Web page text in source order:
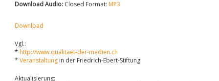
Download Audio: Closed Format: MP3
Download
Vgl.:
* http://www.qualitaet-der-medien.ch
* Veranstaltung in der Friedrich-Ebert-Stiftung
Aktualisierung: